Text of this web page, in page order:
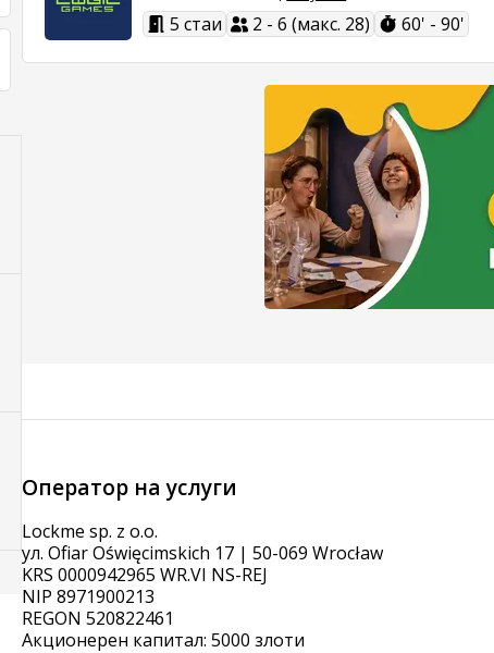
5 стаи 2 - 6 (макс. 28) 60' - 90'
Оператор на услуги
Lockme sp. z o.o.
ул. Ofiar Oświęcimskich 17 | 50-069 Wrocław
KRS 0000942965 WR.VI NS-REJ
NIP 8971900213
REGON 520822461
Акционерен капитал: 5000 злоти